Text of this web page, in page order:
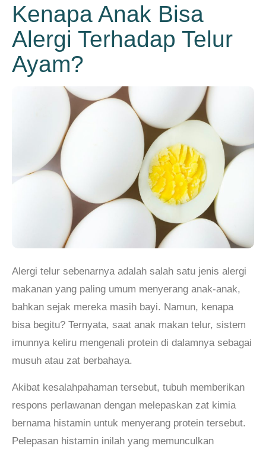
Kenapa Anak Bisa
Alergi Terhadap Telur
Ayam?
Alergi telur sebenarnya adalah salah satu jenis alergi
makanan yang paling umum menyerang anak-anak,
bahkan sejak mereka masih bayi. Namun, kenapa
bisa begitu? Ternyata, saat anak makan telur, sistem
imunnya keliru mengenali protein di dalamnya sebagai
musuh atau zat berbahaya.
Akibat kesalahpahaman tersebut, tubuh memberikan
respons perlawanan dengan melepaskan zat kimia
bernama histamin untuk menyerang protein tersebut.
Pelepasan histamin inilah yang memunculkan